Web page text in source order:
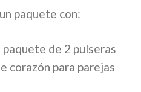
paquete con:
paquete de 2 pulseras
corazón para parejas